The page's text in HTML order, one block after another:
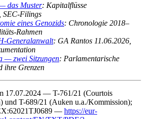
das Muster: Kapitalflüsse
SEC-Filings
eines Genozids: Chronologie 2018–
Rahmen
Generalanwalt: GA Rantos 11.06.2026,
— zwei Sitzungen: Parlamentarische
ihre Grenzen
17.07.2024 — T-761/21 (Courtois
und T-689/21 (Auken u.a./Kommission);
— https://eur-